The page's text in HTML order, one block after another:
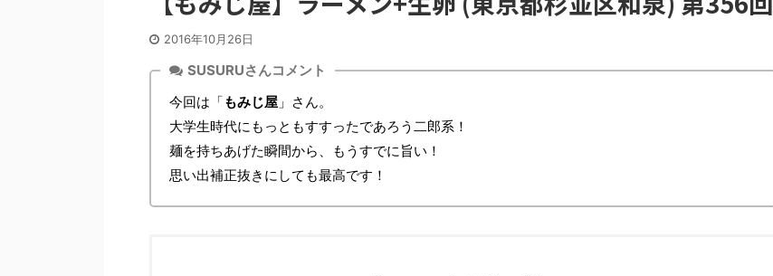
2016年10月26日
SUSURUさんコメント
今回は「もみじ屋 」さん。
大学生時代にもっともすすったであろう二郎系！
麺を持ちあげた瞬間から、もうすでに旨い！
思い出補正抜きにしても最高です！